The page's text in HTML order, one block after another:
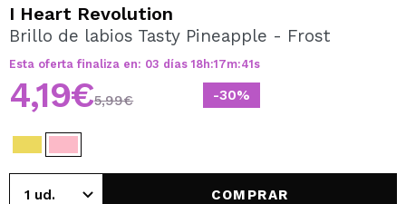
Al crear una cuenta en Maquillalia.com podrás realizar
tus compras rápidamente, revisar el estado de tus
I Heart Revolution
Brillo de labios Tasty Pineapple - Frost
Esta oferta finaliza en: 03 días 18h:17m:41s
-30%
4,19€5,99€
COMPRAR